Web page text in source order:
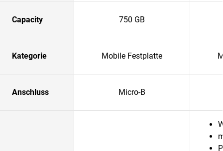
Capacity 750 GB
Kategorie Mobile Festplatte
Anschluss Micro-B